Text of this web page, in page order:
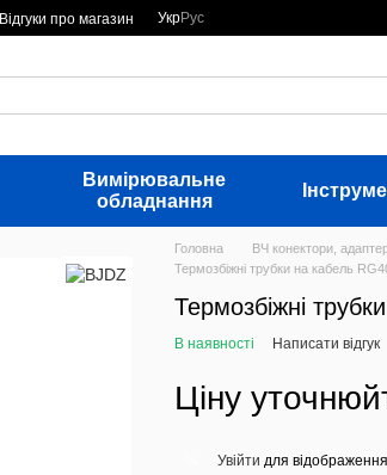
Відгуки про магазин УкрРус
Вимірювальне
обладнання
Головна ВЧ конектори,
Термозбіжні трубки на кабель
Термозбіжні
В наявності Написати відгук
Ціну
Увійти для